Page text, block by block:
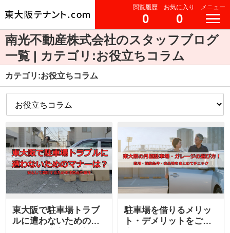
閲覧履歴
0
お気に入り
0
メニュー
南光不動産株式会社のスタッフブログ
一覧 | カテゴリ:お役立ちコラム
カテゴリ:お役立ちコラム
東大阪で駐車場トラブ
ルに遭わないためのマ
駐車場を借りるメリッ
ト・デメリットをご紹